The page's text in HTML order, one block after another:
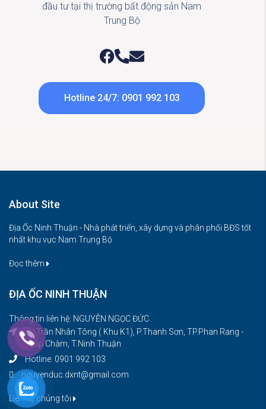
đầu tư tại thị trường bất động sản Nam
Trung Bộ
Hotline 24/7: 0901 992 103
About Site
Địa Ốc Ninh Thuận - Nhà phát triển, xây dựng và phân phối BĐS tốt
nhất khu vực Nam Trung Bộ
Đọc thêm
ĐỊA ỐC NINH THUẬN
Thông tin liên hệ: NGUYỄN NGỌC ĐỨC
08 Trần Nhân Tông ( Khu K1), P.Thanh Sơn, TP.Phan Rang -
Tháp Chàm, T.Ninh Thuận
Hotline: 0901 992 103
nguyenduc.dxnt@gmail.com
Liên hệ chúng tôi